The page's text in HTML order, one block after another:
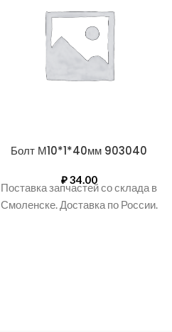
Болт М10*1*40мм 903040
₽34.00
Поставка запчастей со склада в
Смоленске. Доставка по России.